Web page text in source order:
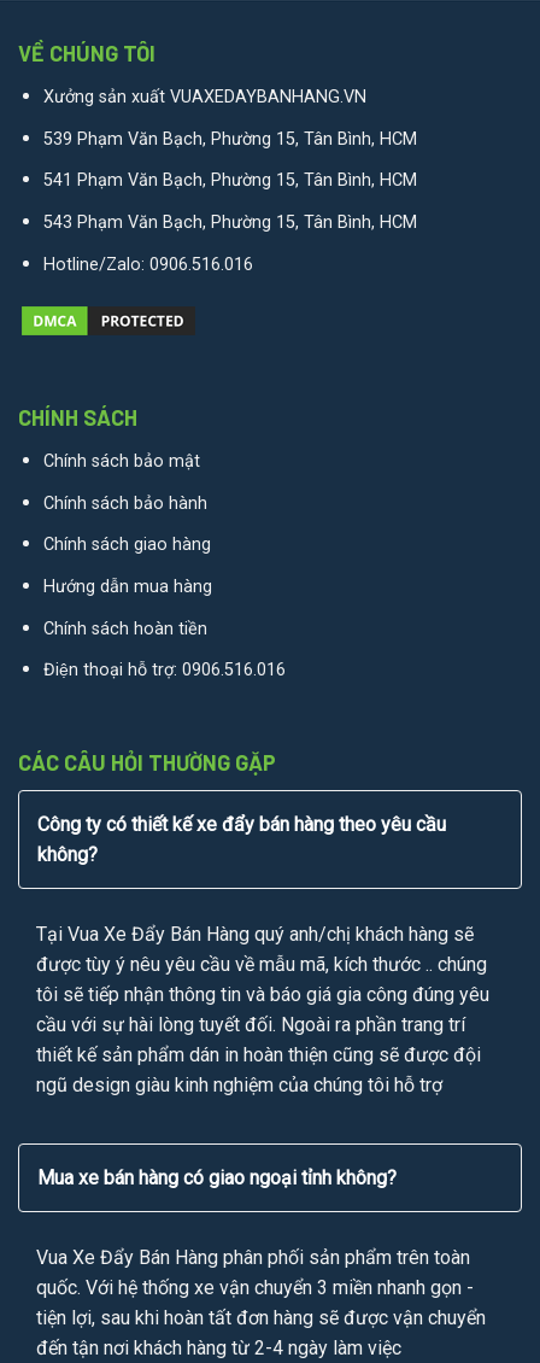
VỀ CHÚNG TÔI
Xưởng sản xuất VUAXEDAYBANHANG.VN
539 Phạm Văn Bạch, Phường 15, Tân Bình, HCM
541 Phạm Văn Bạch, Phường 15, Tân Bình, HCM
543 Phạm Văn Bạch, Phường 15, Tân Bình, HCM
Hotline/Zalo: 0906.516.016
CHÍNH SÁCH
Chính sách bảo mật
Chính sách bảo hành
Chính sách giao hàng
Hướng dẫn mua hàng
Chính sách hoàn tiền
Điện thoại hỗ trợ: 0906.516.016
CÁC CÂU HỎI THƯỜNG GẶP
Công ty có thiết kế xe đẩy bán hàng theo yêu cầu
không?
Tại Vua Xe Đẩy Bán Hàng quý anh/chị khách hàng sẽ
được tùy ý nêu yêu cầu về mẫu mã, kích thước .. chúng
tôi sẽ tiếp nhận thông tin và báo giá gia công đúng yêu
cầu với sự hài lòng tuyết đối. Ngoài ra phần trang trí
thiết kế sản phẩm dán in hoàn thiện cũng sẽ được đội
ngũ design giàu kinh nghiệm của chúng tôi hỗ trợ
Mua xe bán hàng có giao ngoại tỉnh không?
Vua Xe Đẩy Bán Hàng phân phối sản phẩm trên toàn
quốc. Với hệ thống xe vận chuyển 3 miền nhanh gọn -
tiện lợi, sau khi hoàn tất đơn hàng sẽ được vận chuyển
đến tận nơi khách hàng từ 2-4 ngày làm việc